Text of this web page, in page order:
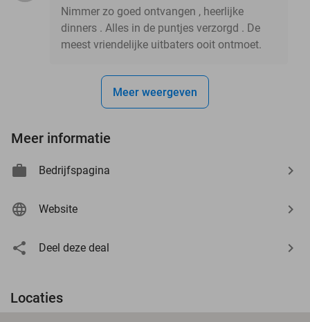
Nimmer zo goed ontvangen , heerlijke
dinners . Alles in de puntjes verzorgd . De
meest vriendelijke uitbaters ooit ontmoet.
Meer weergeven
Meer informatie
Bedrijfspagina
Website
Deel deze deal
Locaties